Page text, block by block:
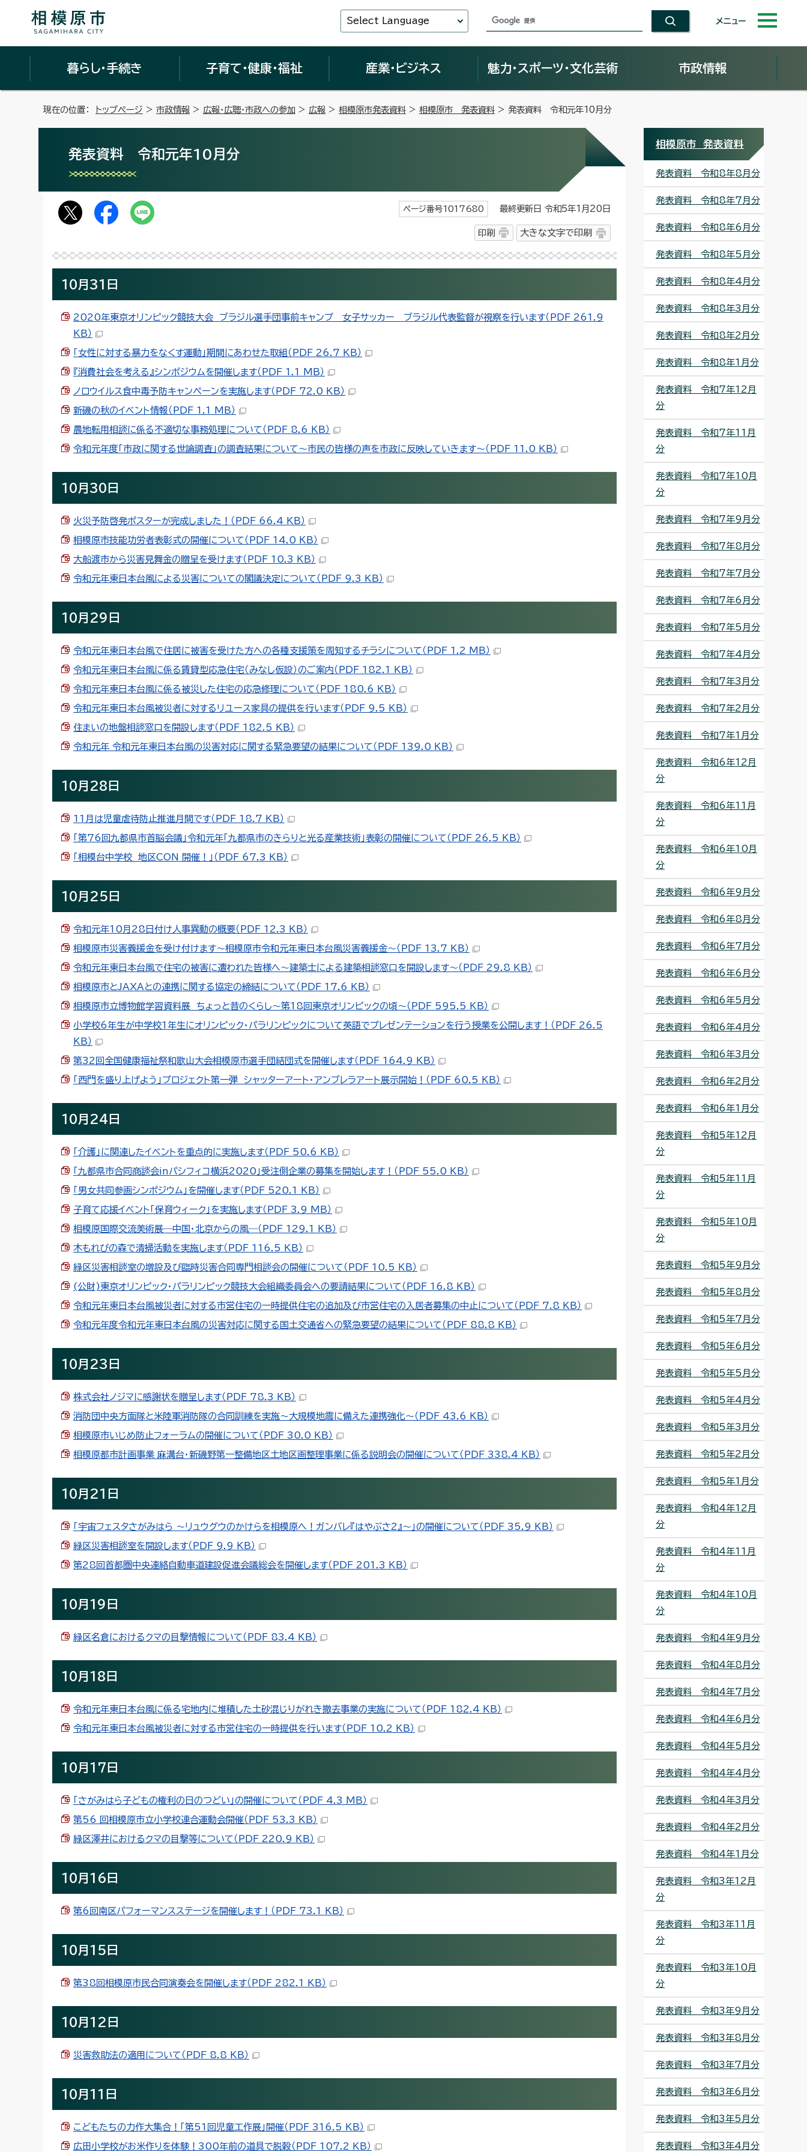
Select Language メニュー
暮らし・手続き 子育て・健康・福祉 産業・ビジネス 魅力・スポーツ・文化芸術 市政情報
現在の位置： トップページ > 市政情報 > 広報・広聴・市政への参加 > 広報 > 相模原市発表資料 > 相模原市 発表資料 > 発表資料 令和元年10月分
発表資料 令和元年10月分
ページ番号1017680 最終更新日 令和5年1月20日
印刷 大きな文字で印刷
10月31日
2020年東京オリンピック競技大会 ブラジル選手団事前キャンプ 女子サッカー ブラジル代表監督が視察を行います（PDF 261.9
KB）
「女性に対する暴力をなくす運動」期間にあわせた取組（PDF 26.7 KB）
『消費社会を考える』シンポジウムを開催します（PDF 1.1 MB）
ノロウイルス食中毒予防キャンペーンを実施します（PDF 72.0 KB）
新磯の秋のイベント情報（PDF 1.1 MB）
農地転用相談に係る不適切な事務処理について（PDF 8.6 KB）
令和元年度「市政に関する世論調査」の調査結果について～市民の皆様の声を市政に反映していきます～（PDF 11.0 KB）
10月30日
火災予防啓発ポスターが完成しました！（PDF 66.4 KB）
相模原市技能功労者表彰式の開催について（PDF 14.0 KB）
大船渡市から災害見舞金の贈呈を受けます（PDF 10.3 KB）
令和元年東日本台風による災害についての閣議決定について（PDF 9.3 KB）
10月29日
令和元年東日本台風で住居に被害を受けた方への各種支援策を周知するチラシについて（PDF 1.2 MB）
令和元年東日本台風に係る賃貸型応急住宅（みなし仮設）のご案内（PDF 182.1 KB）
令和元年東日本台風に係る被災した住宅の応急修理について（PDF 180.6 KB）
令和元年東日本台風被災者に対するリユース家具の提供を行います（PDF 9.5 KB）
住まいの地盤相談窓口を開設します（PDF 182.5 KB）
令和元年 令和元年東日本台風の災害対応に関する緊急要望の結果について（PDF 139.0 KB）
10月28日
11月は児童虐待防止推進月間です（PDF 18.7 KB）
「第76回九都県市首脳会議」令和元年「九都県市のきらりと光る産業技術」表彰の開催について（PDF 26.5 KB）
「相模台中学校 地区CON 開催！」（PDF 67.3 KB）
10月25日
令和元年10月28日付け人事異動の概要（PDF 12.3 KB）
相模原市災害義援金を受け付けます～相模原市令和元年東日本台風災害義援金～（PDF 13.7 KB）
令和元年東日本台風で住宅の被害に遭われた皆様へ～建築士による建築相談窓口を開設します～（PDF 29.8 KB）
相模原市とJAXAとの連携に関する協定の締結について（PDF 17.6 KB）
相模原市立博物館学習資料展 ちょっと昔のくらし～第18回東京オリンピックの頃～（PDF 595.5 KB）
小学校6年生が中学校1年生にオリンピック・パラリンピックについて英語でプレゼンテーションを行う授業を公開します！（PDF 26.5
KB）
第32回全国健康福祉祭和歌山大会相模原市選手団結団式を開催します（PDF 164.9 KB）
「西門を盛り上げよう」プロジェクト第一弾 シャッターアート・アンブレラアート展示開始！（PDF 60.5 KB）
10月24日
「介護」に関連したイベントを重点的に実施します（PDF 50.6 KB）
「九都県市合同商談会inパシフィコ横浜2020」受注側企業の募集を開始します！（PDF 55.0 KB）
「男女共同参画シンポジウム」を開催します（PDF 520.1 KB）
子育て応援イベント「保育ウィーク」を実施します（PDF 3.9 MB）
相模原国際交流美術展―中国・北京からの風―（PDF 129.1 KB）
木もれびの森で清掃活動を実施します（PDF 116.5 KB）
緑区災害相談室の増設及び臨時災害合同専門相談会の開催について（PDF 10.5 KB）
(公財)東京オリンピック・パラリンピック競技大会組織委員会への要請結果について（PDF 16.8 KB）
令和元年東日本台風被災者に対する市営住宅の一時提供住宅の追加及び市営住宅の入居者募集の中止について（PDF 7.8 KB）
令和元年度令和元年東日本台風の災害対応に関する国土交通省への緊急要望の結果について（PDF 88.8 KB）
10月23日
株式会社ノジマに感謝状を贈呈します（PDF 78.3 KB）
消防団中央方面隊と米陸軍消防隊の合同訓練を実施～大規模地震に備えた連携強化～（PDF 43.6 KB）
相模原市いじめ防止フォーラムの開催について（PDF 30.0 KB）
相模原都市計画事業 麻溝台・新磯野第一整備地区土地区画整理事業に係る説明会の開催について（PDF 338.4 KB）
10月21日
「宇宙フェスタさがみはら ～リュウグウのかけらを相模原へ！ガンバレ『はやぶさ2』～」の開催について（PDF 35.9 KB）
緑区災害相談室を開設します（PDF 9.9 KB）
第28回首都圏中央連絡自動車道建設促進会議総会を開催します（PDF 201.3 KB）
10月19日
緑区名倉におけるクマの目撃情報について（PDF 83.4 KB）
10月18日
令和元年東日本台風に係る宅地内に堆積した土砂混じりがれき撤去事業の実施について（PDF 182.4 KB）
令和元年東日本台風被災者に対する市営住宅の一時提供を行います（PDF 10.2 KB）
10月17日
「さがみはら子どもの権利の日のつどい」の開催について（PDF 4.3 MB）
第56 回相模原市立小学校連合運動会開催（PDF 53.3 KB）
緑区澤井におけるクマの目撃等について（PDF 220.9 KB）
10月16日
第6回南区パフォーマンスステージを開催します！（PDF 73.1 KB）
10月15日
第38回相模原市民合同演奏会を開催します（PDF 282.1 KB）
10月12日
災害救助法の適用について（PDF 8.8 KB）
10月11日
こどもたちの力作大集合！「第51回児童工作展」開催（PDF 316.5 KB）
広田小学校がお米作りを体験！300年前の道具で脱穀（PDF 107.2 KB）
相模原市 発表資料
発表資料 令和8年8月分
発表資料 令和8年7月分
発表資料 令和8年6月分
発表資料 令和8年5月分
発表資料 令和8年4月分
発表資料 令和8年3月分
発表資料 令和8年2月分
発表資料 令和8年1月分
発表資料 令和7年12月
分
発表資料 令和7年11月
分
発表資料 令和7年10月
分
発表資料 令和7年9月分
発表資料 令和7年8月分
発表資料 令和7年7月分
発表資料 令和7年6月分
発表資料 令和7年5月分
発表資料 令和7年4月分
発表資料 令和7年3月分
発表資料 令和7年2月分
発表資料 令和7年1月分
発表資料 令和6年12月
分
発表資料 令和6年11月
分
発表資料 令和6年10月
分
発表資料 令和6年9月分
発表資料 令和6年8月分
発表資料 令和6年7月分
発表資料 令和6年6月分
発表資料 令和6年5月分
発表資料 令和6年4月分
発表資料 令和6年3月分
発表資料 令和6年2月分
発表資料 令和6年1月分
発表資料 令和5年12月
分
発表資料 令和5年11月
分
発表資料 令和5年10月
分
発表資料 令和5年9月分
発表資料 令和5年8月分
発表資料 令和5年7月分
発表資料 令和5年6月分
発表資料 令和5年5月分
発表資料 令和5年4月分
発表資料 令和5年3月分
発表資料 令和5年2月分
発表資料 令和5年1月分
発表資料 令和4年12月
分
発表資料 令和4年11月
分
発表資料 令和4年10月
分
発表資料 令和4年9月分
発表資料 令和4年8月分
発表資料 令和4年7月分
発表資料 令和4年6月分
発表資料 令和4年5月分
発表資料 令和4年4月分
発表資料 令和4年3月分
発表資料 令和4年2月分
発表資料 令和4年1月分
発表資料 令和3年12月
分
発表資料 令和3年11月
分
発表資料 令和3年10月
分
発表資料 令和3年9月分
発表資料 令和3年8月分
発表資料 令和3年7月分
発表資料 令和3年6月分
発表資料 令和3年5月分
発表資料 令和3年4月分